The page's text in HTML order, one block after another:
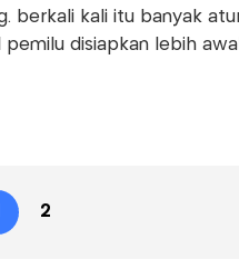
berkali kali itu banyak
disiapkan lebih
2